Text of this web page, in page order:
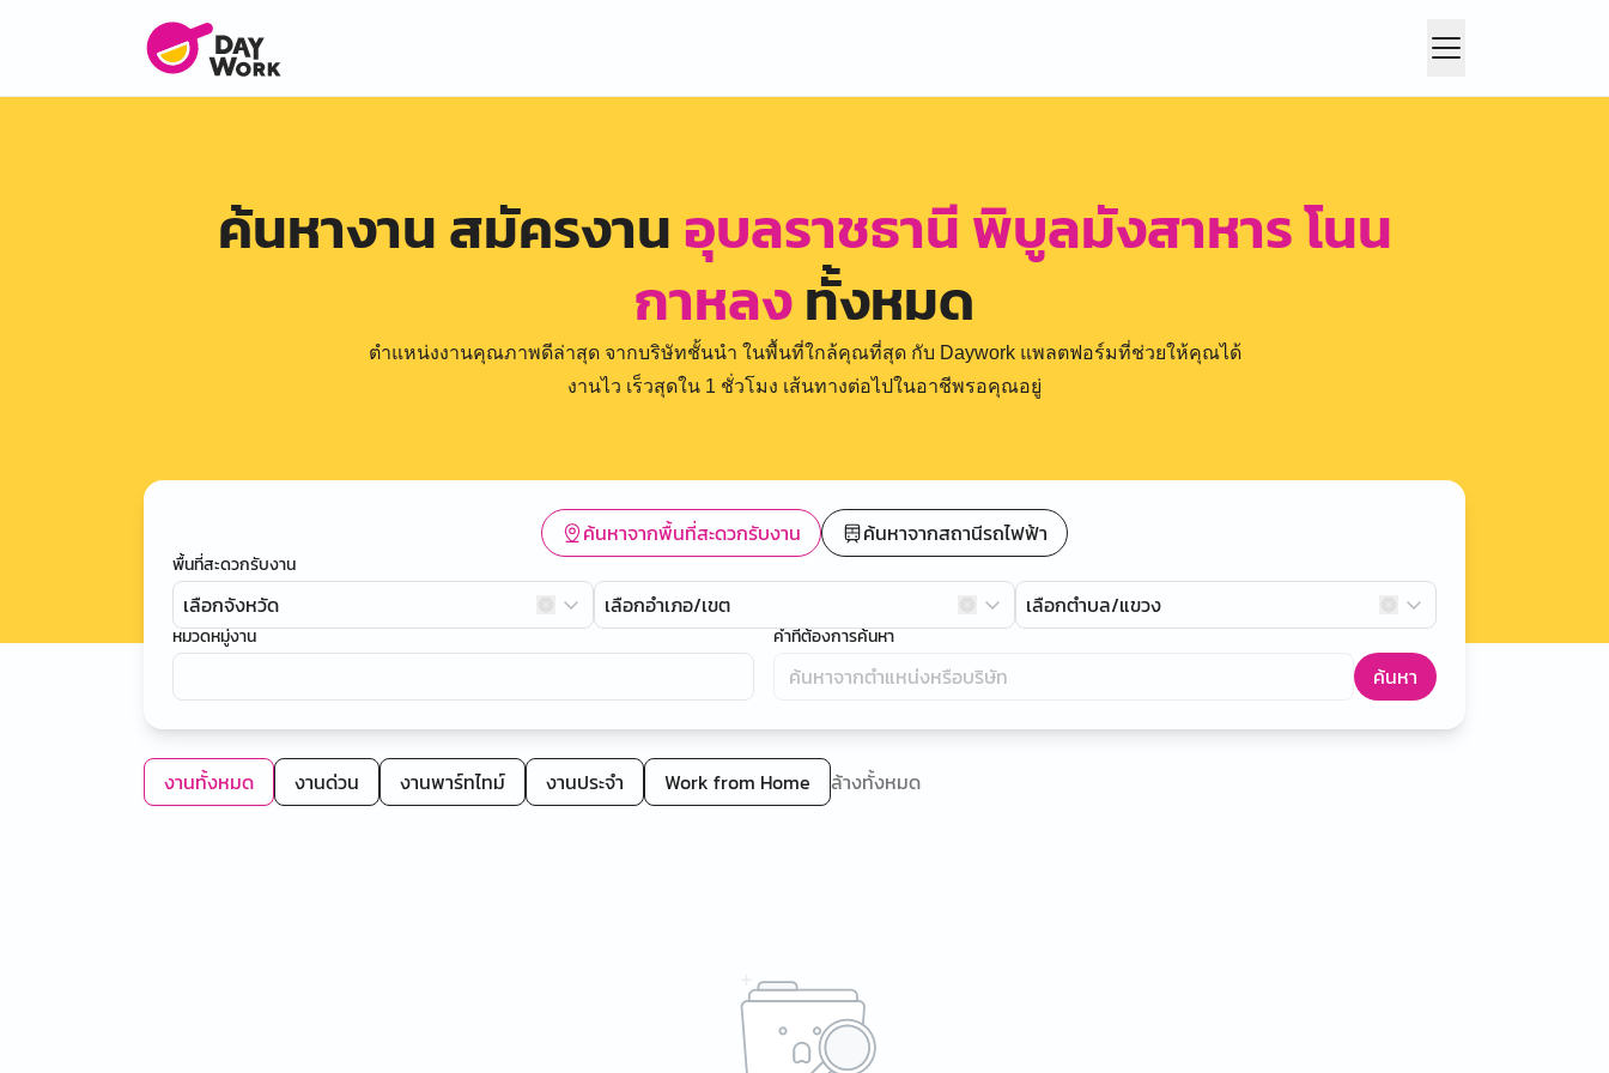
ค้นหางาน สมัครงานอุบลราชธานี พิบูลมังสาหาร โนน
กาหลงทั้งหมด
ตำแหน่งงานคุณภาพดีล่าสุด จากบริษัทชั้นนำ ในพื้นที่ใกล้คุณที่สุด กับ Daywork แพลตฟอร์มที่ช่วยให้คุณได้
งานไว เร็วสุดใน 1 ชั่วโมง เส้นทางต่อไปในอาชีพรอคุณอยู่
ค้นหาจากพื้นที่สะดวกรับงาน ค้นหาจากสถานีรถไฟฟ้า
พื้นที่สะดวกรับงาน
เลือกจังหวัด เลือกอำเภอ/เขต เลือกตำบล/แขวง
หมวดหมู่งาน คำที่ต้องการค้นหา
ค้นหา
งานทั้งหมด งานด่วน งานพาร์ทไทม์ งานประจำ Work from Home ล้างทั้งหมด